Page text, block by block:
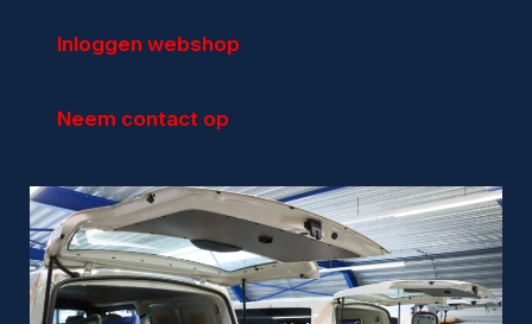
Inloggen webshop
Neem contact op
Autoruit vervangen